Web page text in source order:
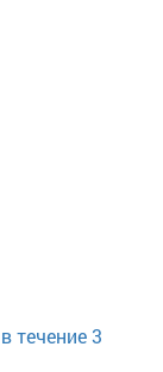
течение 3